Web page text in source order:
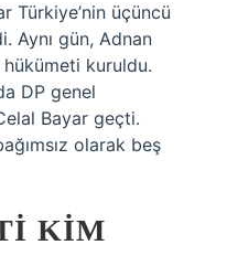
Türkiye’nin üçüncü
Aynı gün, Adnan
kuruldu.
DP genel
Bayar geçti.
olarak beş
KIM